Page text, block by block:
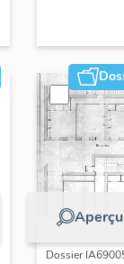
Aperçu
Dossier